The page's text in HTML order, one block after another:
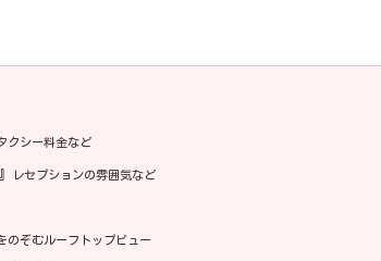
クシー料金など
レセプションの雰囲気など
のぞむルーフトップビュー